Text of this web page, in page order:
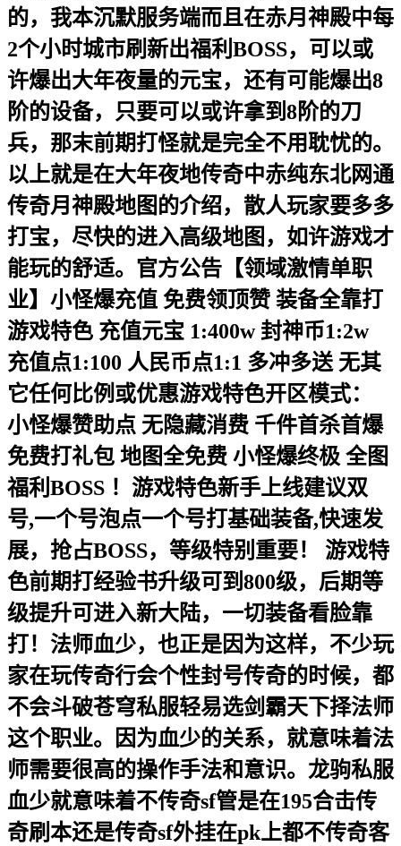
的，我本沉默服务端而且在赤月神殿中每
2个小时城市刷新出福利BOSS，可以或
许爆出大年夜量的元宝，还有可能爆出8
阶的设备，只要可以或许拿到8阶的刀
兵，那末前期打怪就是完全不用耽忧的。
以上就是在大年夜地传奇中赤纯东北网通
传奇月神殿地图的介绍，散人玩家要多多
打宝，尽快的进入高级地图，如许游戏才
能玩的舒适。官方公告【领域激情单职
业】小怪爆充值 免费领顶赞 装备全靠打
游戏特色 充值元宝 1:400w 封神币1:2w
充值点1:100 人民币点1:1 多冲多送 无其
它任何比例或优惠游戏特色开区模式：
小怪爆赞助点 无隐藏消费 千件首杀首爆
免费打礼包 地图全免费 小怪爆终极 全图
福利BOSS ！游戏特色新手上线建议双
号,一个号泡点一个号打基础装备,快速发
展，抢占BOSS，等级特别重要！ 游戏特
色前期打经验书升级可到800级，后期等
级提升可进入新大陆，一切装备看脸靠
打！法师血少，也正是因为这样，不少玩
家在玩传奇行会个性封号传奇的时候，都
不会斗破苍穹私服轻易选剑霸天下择法师
这个职业。因为血少的关系，就意味着法
师需要很高的操作手法和意识。龙驹私服
血少就意味着不传奇sf管是在195合击传
奇刷本还是传奇sf外挂在pk上都不传奇客